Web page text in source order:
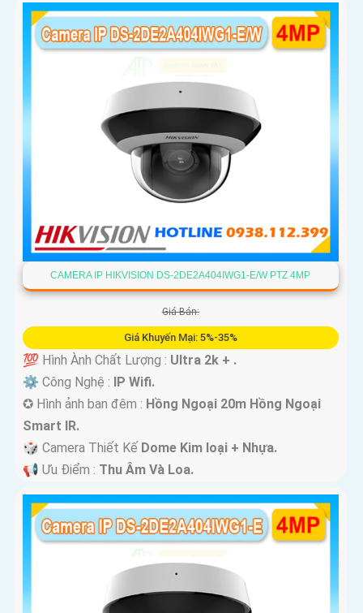
CAMERA IP HIKVISION DS-2DE2A404IWG1-E/W PTZ 4MP
Giá Bán:
Giá Khuyến Mại: 5%-35%
💯 Hình Ành Chất Lượng : Ultra 2k + .
⚙ Công Nghệ : IP Wifi.
✪ Hình ảnh ban đêm : Hồng Ngoại 20m Hồng Ngoại
Smart IR.
🎲 Camera Thiết Kế Dome Kim loại + Nhựa.
️📢 Ưu Điểm : Thu Âm Và Loa.